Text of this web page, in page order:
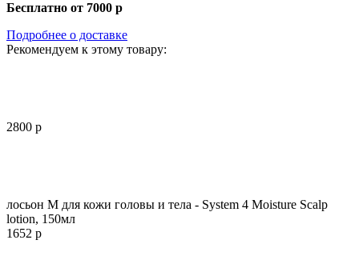
Бесплатно от 7000 р
Подробнее о доставке
Рекомендуем к этому товару:
2800 р
лосьон М для кожи головы и тела - System 4 Moisture Scalp
lotion, 150мл
1652 р